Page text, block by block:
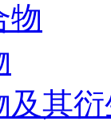
物
及其